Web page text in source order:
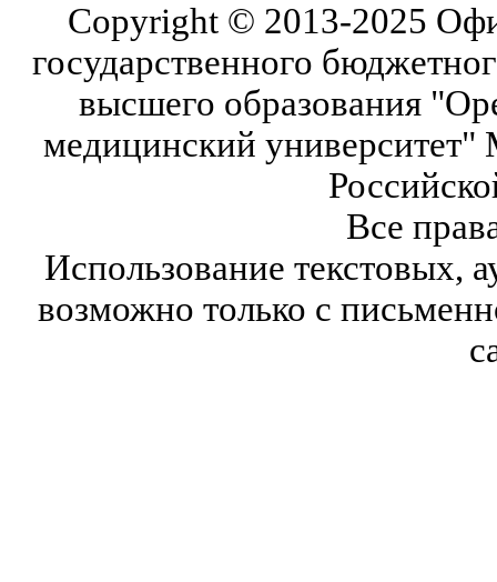
Copyright © 2013-2025
государственного
высшего образования
медицинский университет"
Все
Использование текстовых,
возможно только с